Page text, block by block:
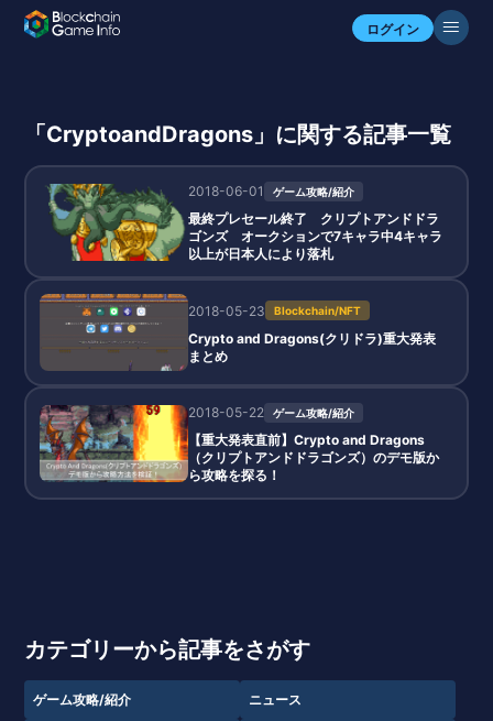
ログイン
「CryptoandDragons」に関する記事一覧
2018-06-01 ゲーム攻略/紹介
最終プレセール終了 クリプトアンドドラ
ゴンズ オークションで7キャラ中4キャラ
以上が日本人により落札
2018-05-23 Blockchain/NFT
Crypto and Dragons(クリドラ)重大発表
まとめ
2018-05-22 ゲーム攻略/紹介
【重大発表直前】Crypto and Dragons
（クリプトアンドドラゴンズ）のデモ版か
ら攻略を探る！
カテゴリーから記事をさがす
ゲーム攻略/紹介 ニュース